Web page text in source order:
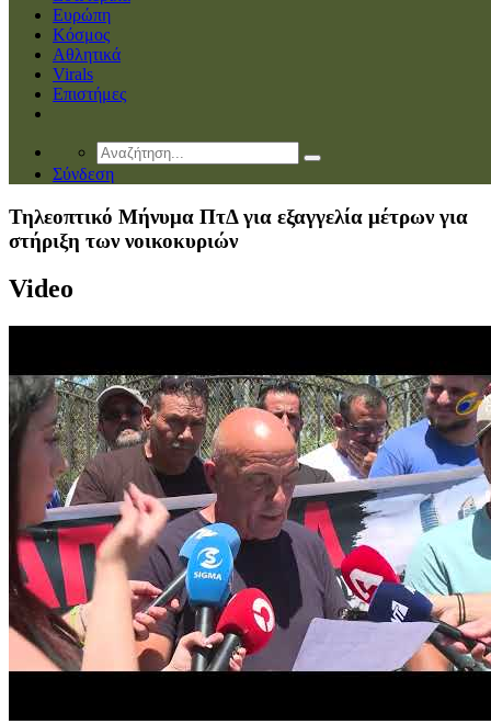
Ευρώπη
Κόσμος
Αθλητικά
Virals
Επιστήμες
Σύνδεση
Τηλεοπτικό Μήνυμα ΠτΔ για εξαγγελία μέτρων για
στήριξη των νοικοκυριών
Video